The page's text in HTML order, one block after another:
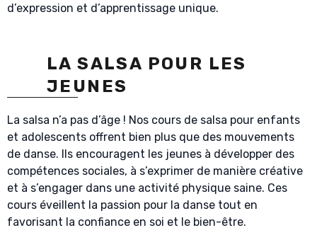
d’expression et d’apprentissage unique.
LA SALSA POUR LES
JEUNES
La salsa n’a pas d’âge ! Nos cours de salsa pour enfants
et adolescents offrent bien plus que des mouvements
de danse. Ils encouragent les jeunes à développer des
compétences sociales, à s’exprimer de manière créative
et à s’engager dans une activité physique saine. Ces
cours éveillent la passion pour la danse tout en
favorisant la confiance en soi et le bien-être.